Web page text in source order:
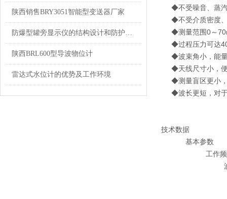
陕西销售BRY3051智能型变送器厂家
防爆型罐旁显示仪的结构设计和防护措施探讨
陕西BRL600型导波物位计
雷达式水位计的优势及工作环境
◆不受噪音、蒸汽
◆不受介质密度、
◆测量范围0～
◆过程压力可达
◆波束角小，能量
◆天线尺寸小，便
◆测量盲区更小，
◆波长更短，对于
技术数据
基本参
工作频率
波 束 角：